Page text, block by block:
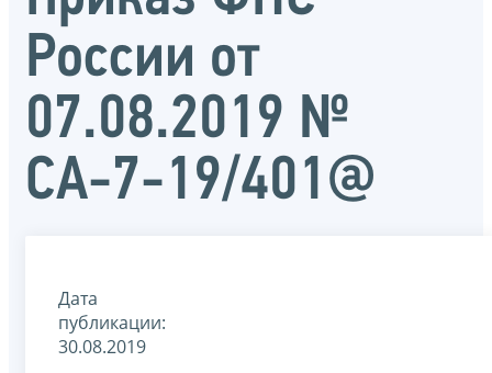
России от
07.08.2019 №
СА-7-19/401@
Дата
публикации:
30.08.2019